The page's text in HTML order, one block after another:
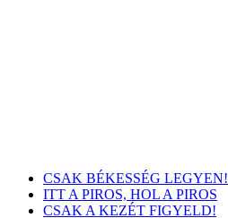
CSAK BÉKESSÉG LEGYEN!
ITT A PIROS, HOL A PIROS
CSAK A KEZÉT FIGYELD!